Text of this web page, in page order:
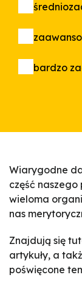
bardzo
Wiarygodne
część
wieloma
nas
Znajdują się
artykuły, a
poświęcone